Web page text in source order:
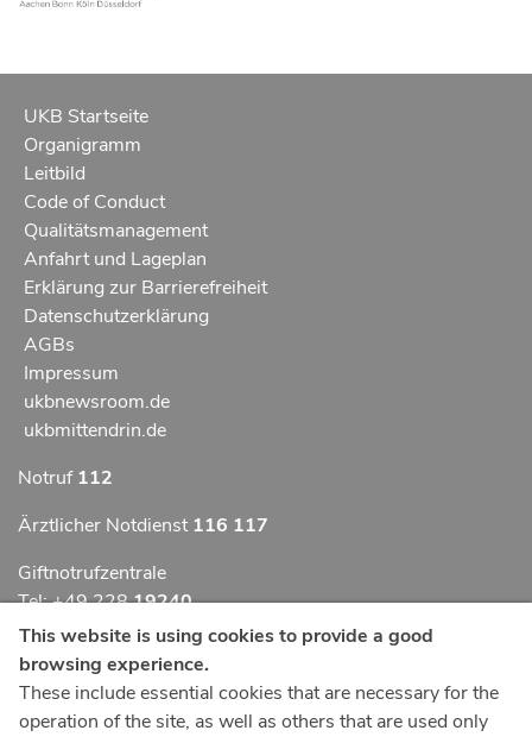
UKB Startseite
Organigramm
Leitbild
Code of Conduct
Qualitätsmanagement
Anfahrt und Lageplan
Erklärung zur Barrierefreiheit
Datenschutzerklärung
AGBs
Impressum
ukbnewsroom.de
ukbmittendrin.de
Notruf 112
Ärztlicher Notdienst 116 117
Giftnotrufzentrale
Tel: +49 22819240
Notfallzentrum Bonn
Kindernotfallzentrum Bonn
This website is using cookies to provide a good
browsing experience.
These include essential cookies that are necessary for the
operation of the site, as well as others that are used only